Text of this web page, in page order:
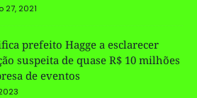
27, 2021
prefeito Hagge a esclarecer
suspeita de quase R$ 10 milhões
de eventos